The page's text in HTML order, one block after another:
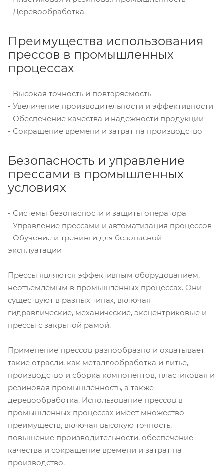
- Деревообработка
Преимущества использования
прессов в промышленных
процессах
- Высокая точность и повторяемость
- Увеличение производительности и эффективности
- Обеспечение качества и надежности продукции
- Сокращение времени и затрат на производство
Безопасность и управление
прессами в промышленных
условиях
- Системы безопасности и защиты оператора
- Управление прессами и автоматизация процессов
- Обучение и тренинги для безопасной
эксплуатации
Прессы являются эффективным оборудованием,
неотъемлемым в промышленных процессах. Они
существуют в разных типах, включая
гидравлические, механические, эксцентриковые и
прессы с закрытой рамой.
Применение прессов разнообразно и охватывает
такие отрасли, как металлообработка и литье,
производство и сборка компонентов, пластиковая и
резиновая промышленность, а также
деревообработка. Использование прессов в
промышленных процессах имеет множество
преимуществ, включая высокую точность,
повышение производительности, обеспечение
качества и сокращение времени и затрат на
производство.